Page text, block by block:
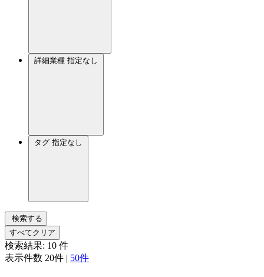
詳細業種 指定なし
タグ 指定なし
検索する
すべてクリア
検索結果: 10 件
表示件数 20件 | 50件